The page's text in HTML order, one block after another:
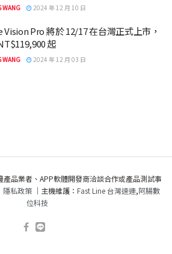
WANG 2024 年 12 月 10 日
Pro 將於 12/17 在台灣正式上市，
起
WANG 2024 年 12 月 03 日
品業者、APP軟體開發商洽談合作或產品測試事
隱私政策｜主機維護： Fast Line 台灣速連,阿腸數
位科技